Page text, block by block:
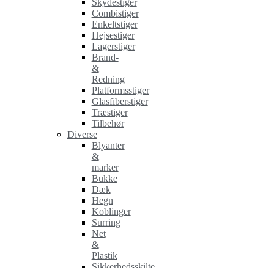
Skydestiger
Combistiger
Enkeltstiger
Hejsestiger
Lagerstiger
Brand-
&
Redning
Platformsstiger
Glasfiberstiger
Træstiger
Tilbehør
Diverse
Blyanter
&
marker
Bukke
Dæk
Hegn
Koblinger
Surring
Net
&
Plastik